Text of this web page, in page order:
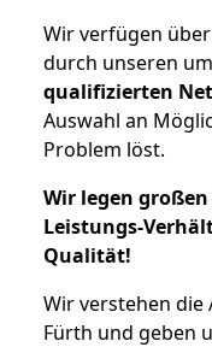
Wir verfügen
durch unseren
qualifizierten
Auswahl an
Problem löst.
Wir legen
Leistungs-
Qualität!
Wir verstehen die
Fürth und geben